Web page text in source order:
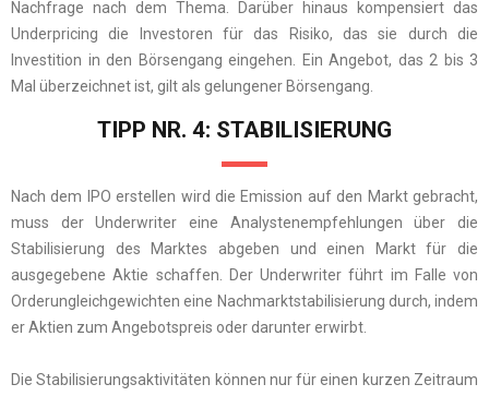
Nachfrage nach dem Thema. Darüber hinaus kompensiert das
Underpricing die Investoren für das Risiko, das sie durch die
Investition in den Börsengang eingehen. Ein Angebot, das 2 bis 3
Mal überzeichnet ist, gilt als gelungener Börsengang.
TIPP NR. 4: STABILISIERUNG
Nach dem IPO erstellen wird die Emission auf den Markt gebracht,
muss der Underwriter eine Analystenempfehlungen über die
Stabilisierung des Marktes abgeben und einen Markt für die
ausgegebene Aktie schaffen. Der Underwriter führt im Falle von
Orderungleichgewichten eine Nachmarktstabilisierung durch, indem
er Aktien zum Angebotspreis oder darunter erwirbt.
Die Stabilisierungsaktivitäten können nur für einen kurzen Zeitraum